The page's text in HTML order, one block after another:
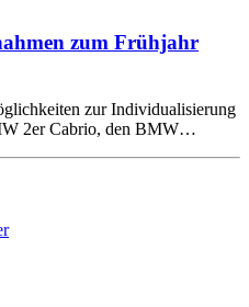
zum Frühjahr
zur Individualisierung
2er Cabrio, den BMW…